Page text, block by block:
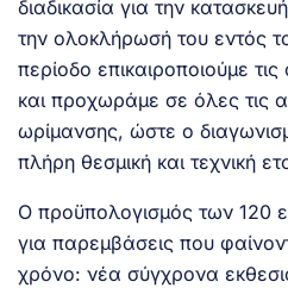
διαδικασία για την
την ολοκλήρωσή του εντός
περίοδο επικαιροποιούμε τις
και προχωράμε σε όλες τις
ωρίμανσης, ώστε ο
πλήρη θεσμική και τεχνική
Ο προϋπολογισμός των 120
για παρεμβάσεις που
χρόνο: νέα σύγχρονα